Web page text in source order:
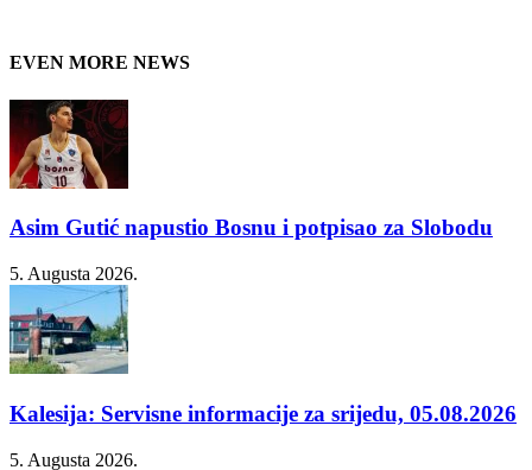
EVEN MORE NEWS
Asim Gutić napustio Bosnu i potpisao za Slobodu
5. Augusta 2026.
Kalesija: Servisne informacije za srijedu, 05.08.2026
5. Augusta 2026.